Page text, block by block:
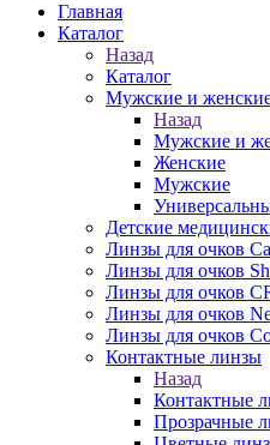
Главная
Каталог
Назад
Каталог
Мужские и
Назад
Мужские и
Женские
Мужские
Детские
Линзы для очков
Линзы для очков
Линзы для очков
Линзы для очков
Линзы для очков
Контактные линзы
Назад
Контактные
Прозрачные